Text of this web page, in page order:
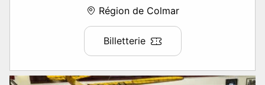
Région de Colmar
Billetterie